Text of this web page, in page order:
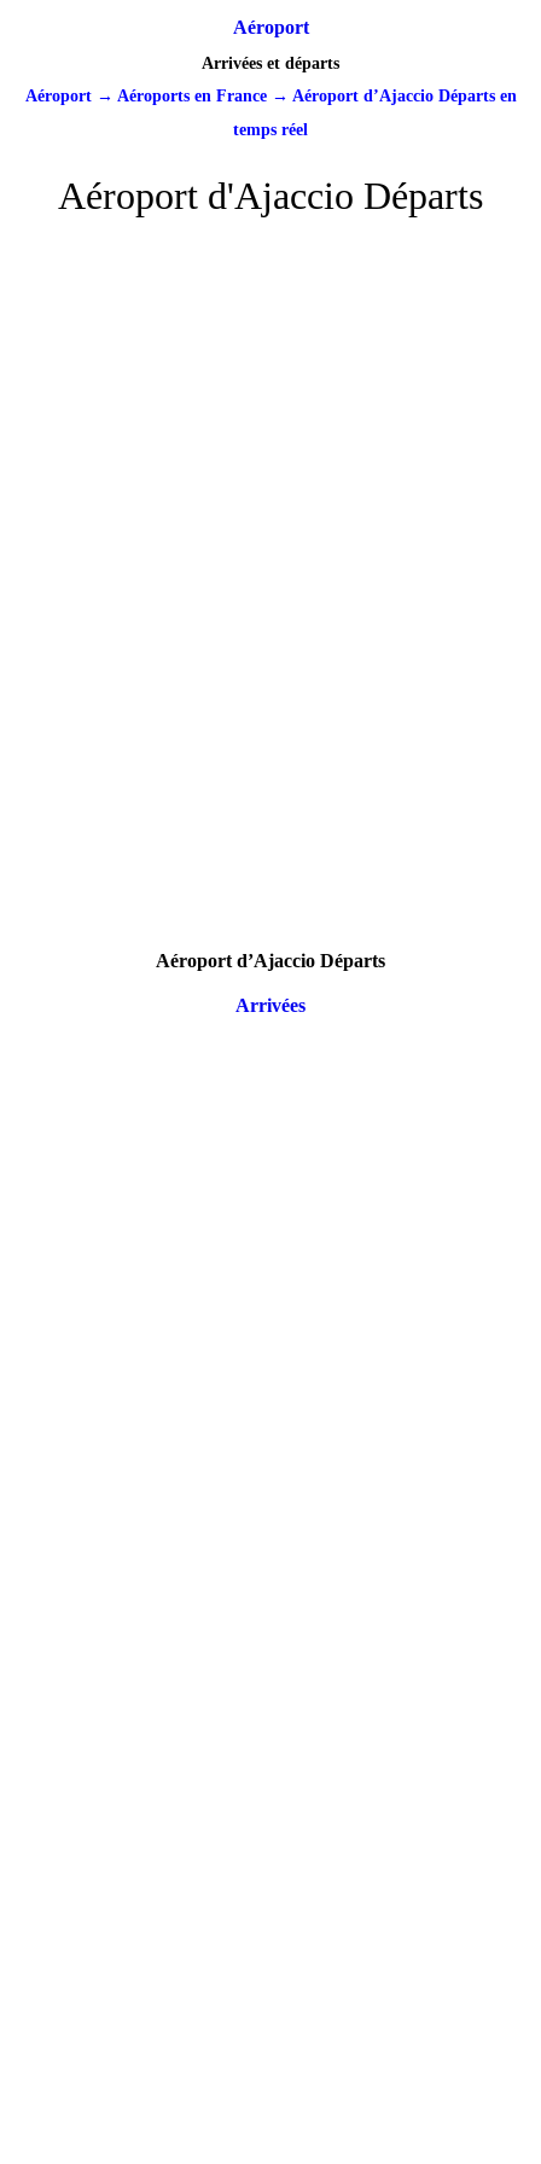
Aéroport
Arrivées et départs
Aéroport→ Aéroports en France→ Aéroport d’Ajaccio Départs en
temps réel
Aéroport d'Ajaccio Départs
Aéroport d’Ajaccio Départs
Arrivées